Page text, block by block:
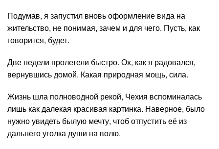
Подумав, я запустил вновь оформление вида на
жительство, не понимая, зачем и для чего. Пусть, как
говорится, будет.
Две недели пролетели быстро. Ох, как я радовался,
вернувшись домой. Какая природная мощь, сила.
Жизнь шла полноводной рекой, Чехия вспоминалась
лишь как далекая красивая картинка. Наверное, было
нужно увидеть былую мечту, чтоб отпустить её из
дальнего уголка души на волю.